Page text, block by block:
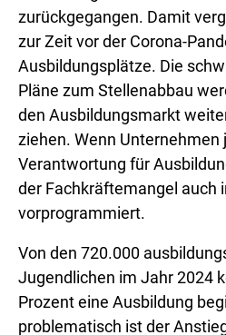
zurückgegangen. Damit
zur Zeit vor der Corona-
Ausbildungsplätze. Die
Pläne zum Stellenabbau
den Ausbildungsmarkt
ziehen. Wenn Unternehmen
Verantwortung für
der Fachkräftemangel auch
vorprogrammiert.
Von den 720.000
Jugendlichen im Jahr 2024
Prozent eine Ausbildung
problematisch ist der